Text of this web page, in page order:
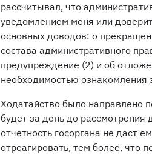
рассчитывал, что
уведомлением меня или
основных доводов: о
состава административного
предупреждение (2) и об
необходимостью
Ходатайство было направлено
будет за день до рассмотрения
отчетность госоргана не даст
отреагировать, тем более, что